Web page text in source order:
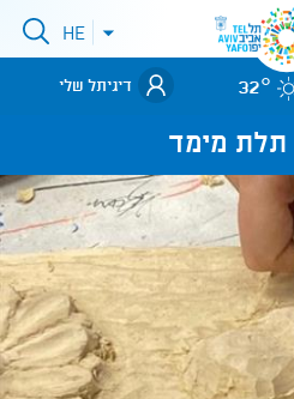
עיריית
פתיחתHE
32° דיגיתל שלי
תלת מימד